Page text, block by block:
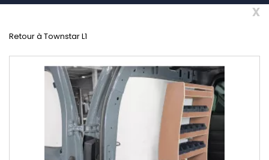
x
Retour à Townstar L1